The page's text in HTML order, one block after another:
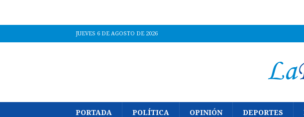
JUEVES 6 DE AGOSTO DE 2026
PORTADA POLÍTICA OPINIÓN DEPORTES